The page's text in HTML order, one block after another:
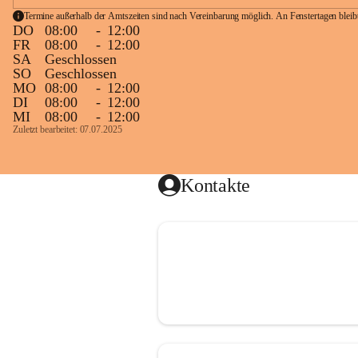
Termine außerhalb der Amtszeiten sind nach Vereinbarung möglich. An Fenstertagen
DO 08:00 - 12:00
FR
08:00 - 12:00
SA
Geschlossen
SO
Geschlossen
MO 08:00 - 12:00
DI
08:00 - 12:00
MI
08:00 - 12:00
Zuletzt bearbeitet: 07.07.2025
Kontakte